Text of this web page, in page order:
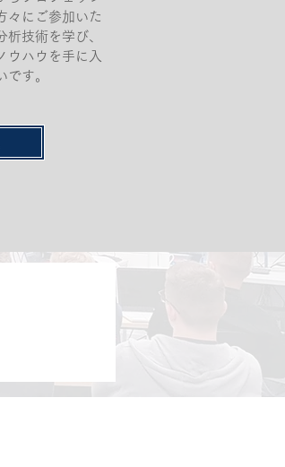
々にご参加いた
技術を学び、
ウハウを手に入
す。